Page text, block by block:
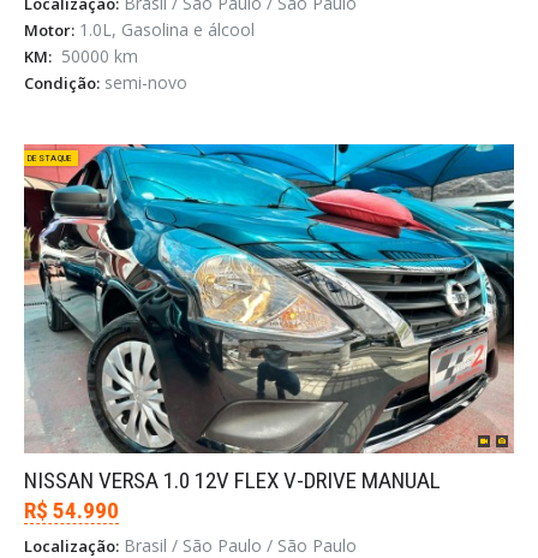
Motor: 1.0L, Gasolina e álcool
KM: 50000 km
Condição: semi-novo
DESTAQUE
NISSAN VERSA 1.0 12V FLEX V-DRIVE MANUAL
R$ 54.990
Localização: Brasil / São Paulo / São Paulo